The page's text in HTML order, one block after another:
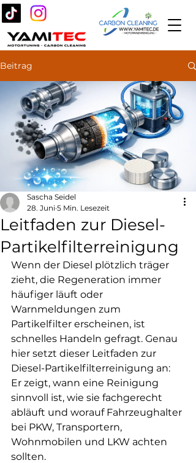
Beitrag
Leitfaden zur Diesel-
Partikelfilterreinigung
Sascha Seidel
28. Juni 5 Min. Lesezeit
Wenn der Diesel plötzlich träger
zieht, die Regeneration immer
häufiger läuft oder
Warnmeldungen zum
Partikelfilter erscheinen, ist
schnelles Handeln gefragt. Genau
hier setzt dieser Leitfaden zur
Diesel-Partikelfilterreinigung an:
Er zeigt, wann eine Reinigung
sinnvoll ist, wie sie fachgerecht
abläuft und worauf Fahrzeughalter
bei PKW, Transportern,
Wohnmobilen und LKW achten
sollten.